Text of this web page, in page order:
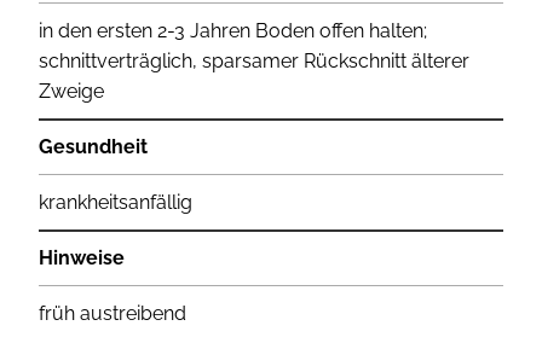
in den ersten 2-3 Jahren Boden offen halten;
schnittverträglich, sparsamer Rückschnitt älterer
Zweige
Gesundheit
krankheitsanfällig
Hinweise
früh austreibend